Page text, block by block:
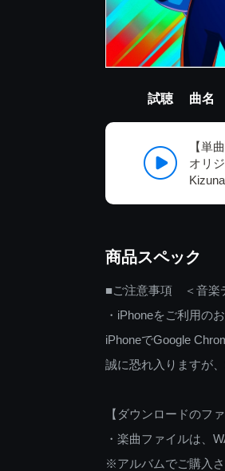
試聴 曲名
【単
オリ
商品スペック
■ご注意事項 ＜音楽
・iPhoneをご利用の
iPhoneでGoogle
誠に恐れ入りますが
【ダウンロードのフ
・楽曲ファイルは、
※アルバムでご購入